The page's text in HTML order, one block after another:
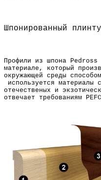
Шпонированный
Профили из шпона Pedross
материале, который
окружающей среды
используется материалы
отечественых и
отвечает требованиям